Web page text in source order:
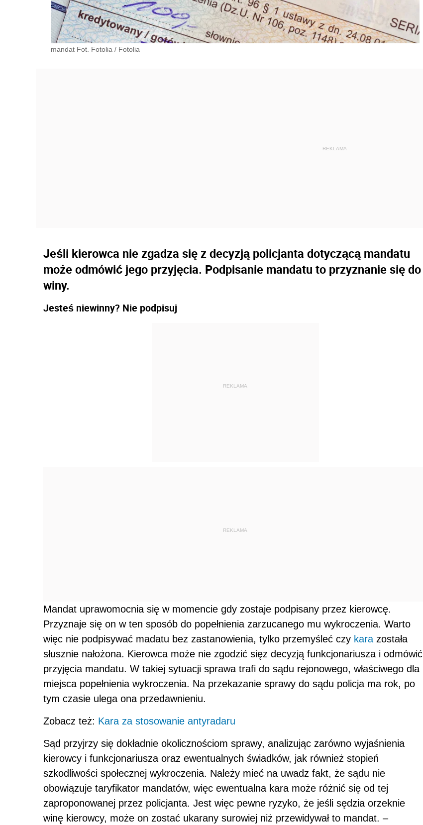
mandat Fot. Fotolia / Fotolia
Jeśli kierowca nie zgadza się z decyzją policjanta dotyczącą mandatu
może odmówić jego przyjęcia. Podpisanie mandatu to przyznanie się do
winy.
Jesteś niewinny? Nie podpisuj
REKLAMA
REKLAMA
Mandat uprawomocnia się w momencie gdy zostaje podpisany przez kierowcę.
Przyznaje się on w ten sposób do popełnienia zarzucanego mu wykroczenia. Warto
więc nie podpisywać madatu bez zastanowienia, tylko przemyśleć czy kara została
słusznie nałożona. Kierowca może nie zgodzić sięz decyzją funkcjonariusza i odmówić
przyjęcia mandatu. W takiej sytuacji sprawa trafi do sądu rejonowego, właściwego dla
miejsca popełnienia wykroczenia. Na przekazanie sprawy do sądu policja ma rok, po
tym czasie ulega ona przedawnieniu.
Zobacz też: Kara za stosowanie antyradaru
Sąd przyjrzy się dokładnie okolicznościom sprawy, analizując zarówno wyjaśnienia
kierowcy i funkcjonariusza oraz ewentualnych świadków, jak również stopień
szkodliwości społecznej wykroczenia. Należy mieć na uwadz fakt, że sądu nie
obowiązuje taryfikator mandatów, więc ewentualna kara może różnić się od tej
zaproponowanej przez policjanta. Jest więc pewne ryzyko, że jeśli sędzia orzeknie
winę kierowcy, może on zostać ukarany surowiej niż przewidywał to mandat. –